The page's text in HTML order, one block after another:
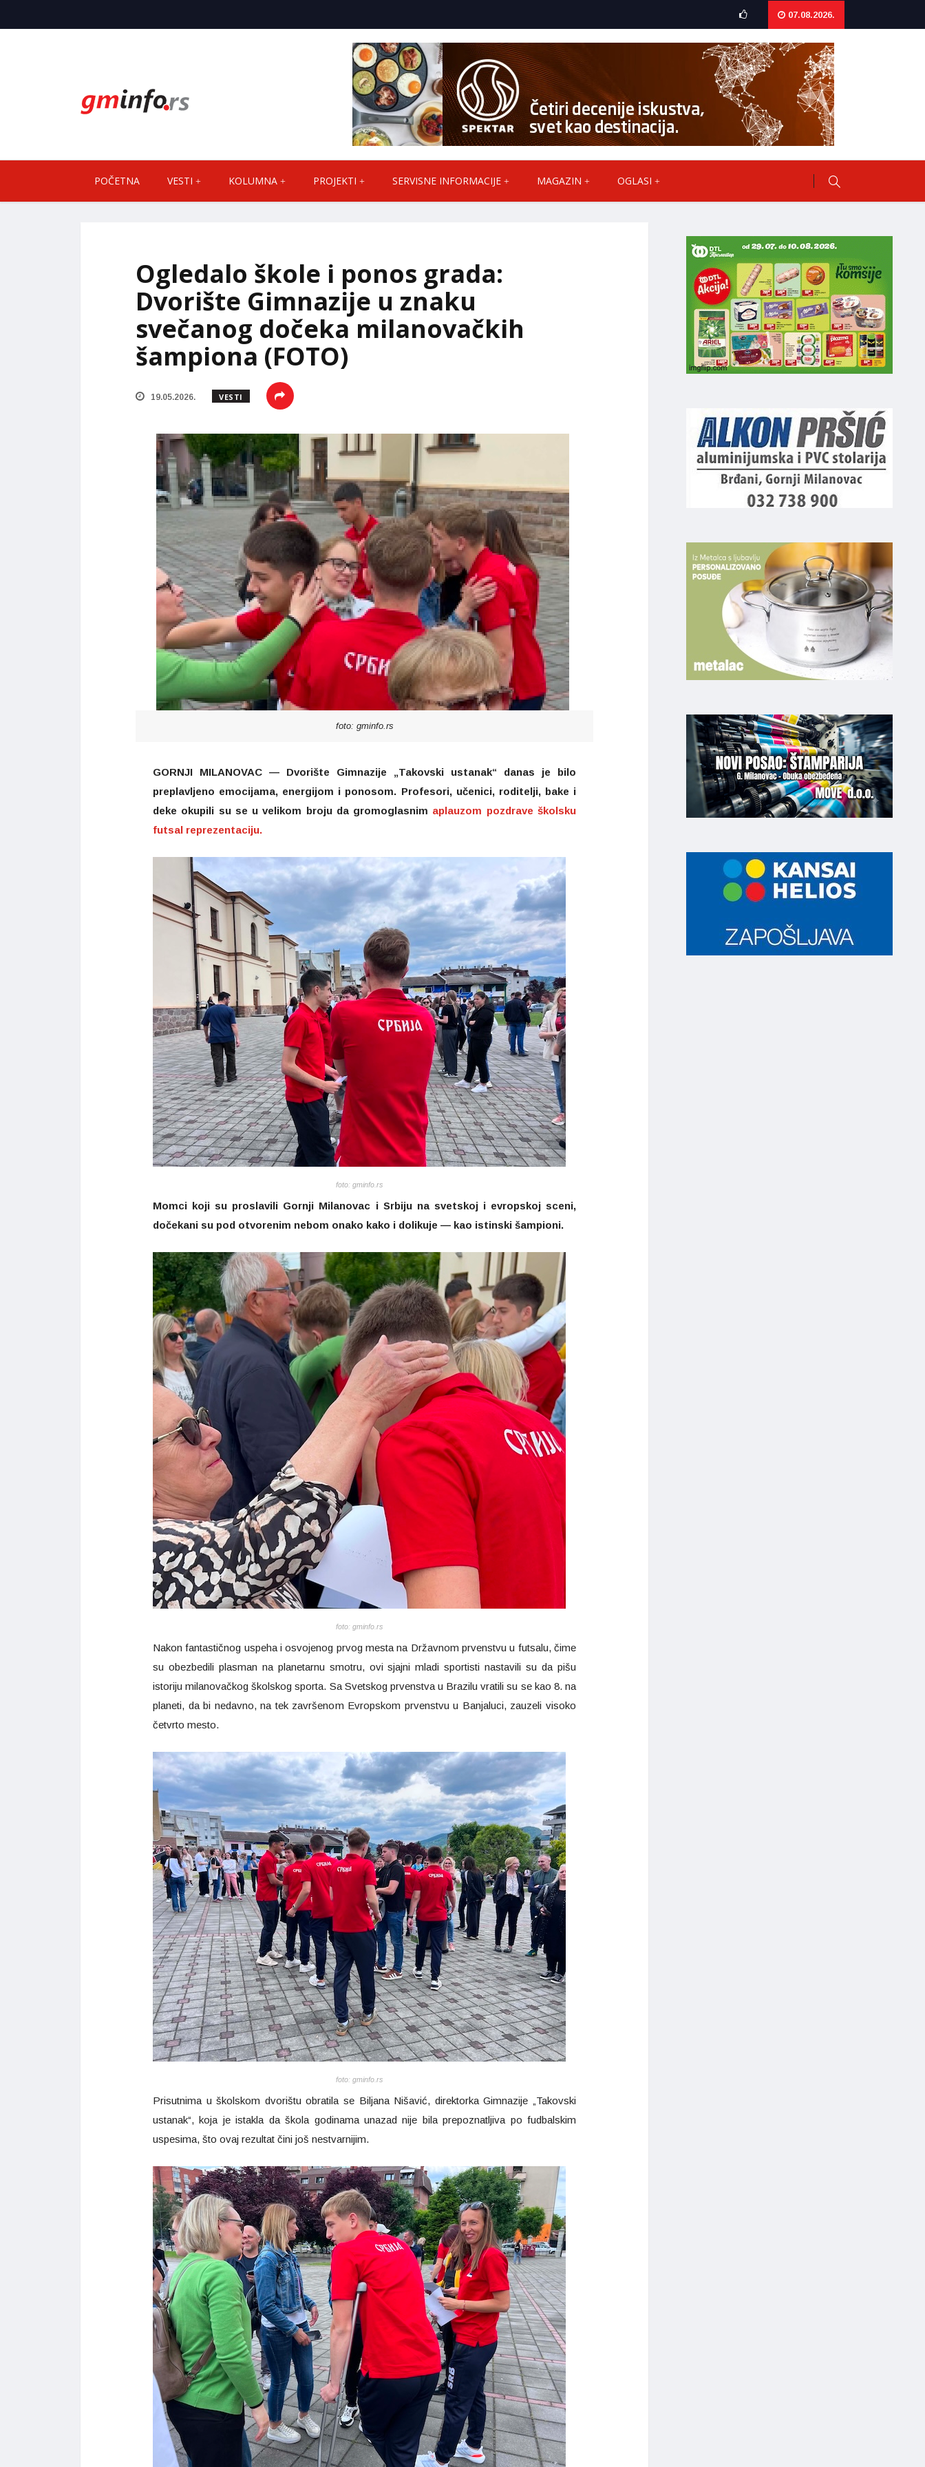
07.08.2026.
POČETNA VESTI KOLUMNA PROJEKTI SERVISNE INFORMACIJE MAGAZIN OGLASI
Ogledalo škole i ponos grada:
Dvorište Gimnazije u znaku
svečanog dočeka milanovačkih
šampiona (FOTO)
19.05.2026. VESTI
foto: gminfo.rs
GORNJI MILANOVAC — Dvorište Gimnazije „Takovski ustanak“ danas je bilo
preplavljeno emocijama, energijom i ponosom. Profesori, učenici, roditelji, bake i
deke okupili su se u velikom broju da gromoglasnim aplauzom pozdrave školsku
futsal reprezentaciju.
foto: gminfo.rs
Momci koji su proslavili Gornji Milanovac i Srbiju na svetskoj i evropskoj sceni,
dočekani su pod otvorenim nebom onako kako i dolikuje — kao istinski šampioni.
foto: gminfo.rs
Nakon fantastičnog uspeha i osvojenog prvog mesta na Državnom prvenstvu u futsalu, čime
su obezbedili plasman na planetarnu smotru, ovi sjajni mladi sportisti nastavili su da pišu
istoriju milanovačkog školskog sporta. Sa Svetskog prvenstva u Brazilu vratili su se kao 8. na
planeti, da bi nedavno, na tek završenom Evropskom prvenstvu u Banjaluci, zauzeli visoko
četvrto mesto.
foto: gminfo.rs
Prisutnima u školskom dvorištu obratila se Biljana Nišavić, direktorka Gimnazije „Takovski
ustanak“, koja je istakla da škola godinama unazad nije bila prepoznatljiva po fudbalskim
uspesima, što ovaj rezultat čini još nestvarnijim.